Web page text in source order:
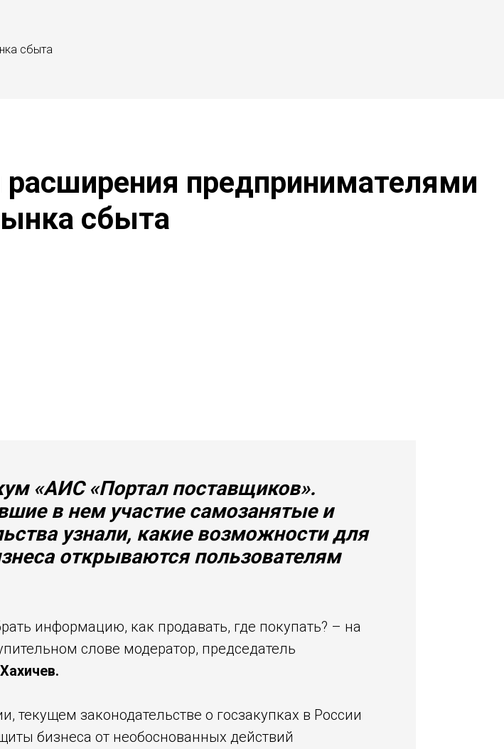
сбыта
предпринимателями
сбыта
«АИС «Портал поставщиков».
в нем участие самозанятые и
узнали, какие возможности для
открываются пользователям
информацию, как продавать, где покупать? – на
слове модератор, председатель
текущем законодательстве о госзакупках в России
бизнеса от необоснованных действий